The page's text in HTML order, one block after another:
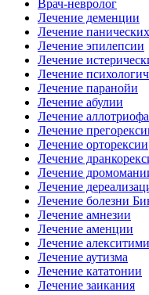
Врач-невролог
Лечение деменции
Лечение
Лечение эпилепсии
Лечение
Лечение
Лечение паранойи
Лечение абулии
Лечение
Лечение
Лечение орторексии
Лечение
Лечение
Лечение
Лечение болезни
Лечение амнезии
Лечение аменции
Лечение
Лечение аутизма
Лечение кататонии
Лечение заикания